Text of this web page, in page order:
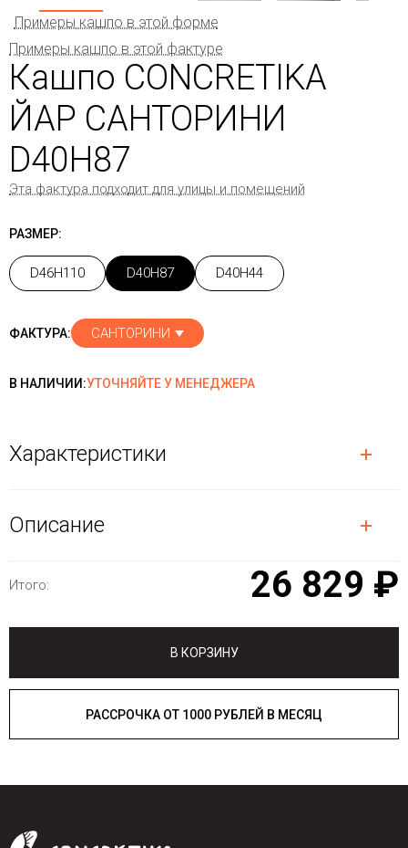
Примеры кашпо в этой форме
Примеры кашпо в этой фактуре
Кашпо CONCRETIKA
ЙАР САНТОРИНИ
D40H87
Эта фактура подходит для улицы и помещений
РАЗМЕР:
D46H110 D40H87 D40H44
ФАКТУРА: САНТОРИНИ
В НАЛИЧИИ:УТОЧНЯЙТЕ У МЕНЕДЖЕРА
Характеристики
Описание
Итого: 26 829 ₽
В КОРЗИНУ
РАССРОЧКА ОТ 1000 РУБЛЕЙ В МЕСЯЦ